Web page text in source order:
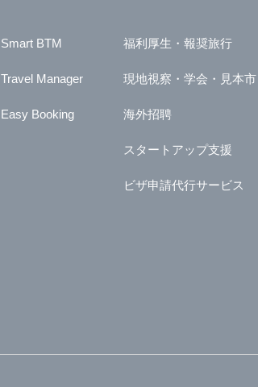
Smart BTM
Travel Manager
Easy Booking
福利厚生・報奨旅行
現地視察・学会・見本市
海外招聘
スタートアップ支援
ビザ申請代行サービス